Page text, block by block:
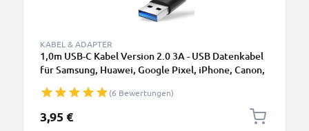
KABEL & ADAPTER
1,0m USB-C Kabel Version 2.0 3A - USB Datenkabel
für Samsung, Huawei, Google Pixel, iPhone, Canon,
(6 Bewertungen)
3,95 €